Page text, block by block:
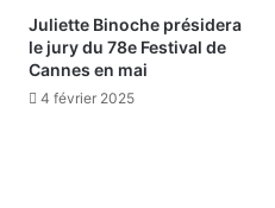
Juliette Binoche présidera
le jury du 78e Festival de
Cannes en mai
4 février 2025